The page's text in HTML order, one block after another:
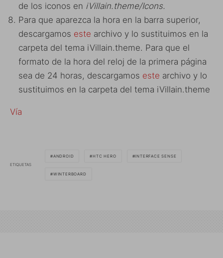
de los iconos en iVillain.theme/Icons.
Para que aparezca la hora en la barra superior,
descargamos este archivo y lo sustituimos en la
carpeta del tema iVillain.theme. Para que el
formato de la hora del reloj de la primera página
sea de 24 horas, descargamos este archivo y lo
sustituimos en la carpeta del tema iVillain.theme
Vía
ETIQUETAS
ANDROID HTC HERO INTERFACE SENSE
WINTERBOARD